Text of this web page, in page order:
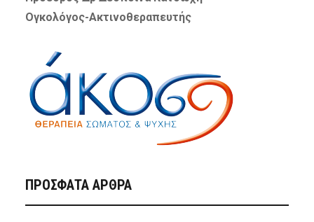
Ογκολόγος-Ακτινοθεραπευτής
ΠΡΌΣΦΑΤΑ ΆΡΘΡΑ